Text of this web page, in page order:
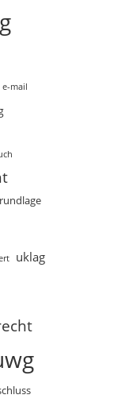
e-mail
uklag